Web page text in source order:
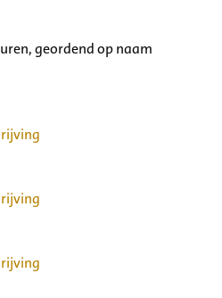
geordend op naam